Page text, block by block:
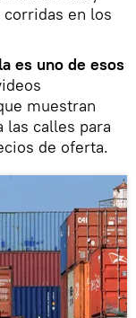
en los
es uno de esos
muestran
las calles para
de oferta.